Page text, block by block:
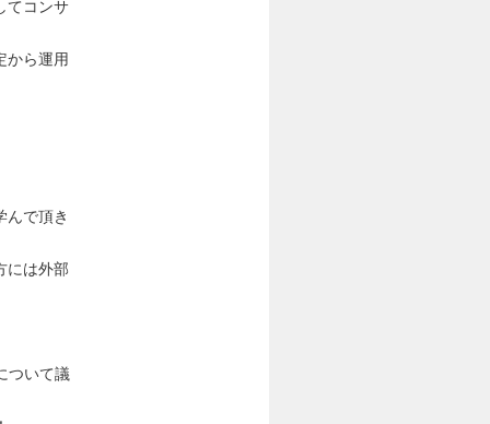
てコンサ
から運用
んで頂き
には外部
ついて議